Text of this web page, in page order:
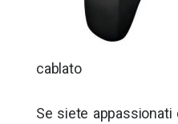
cablato
Se siete